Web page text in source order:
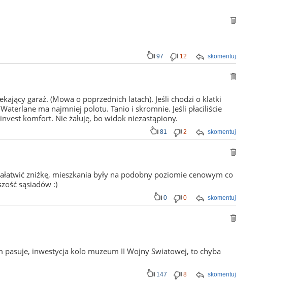
skomentuj
97 12
garaż. (Mowa o poprzednich latach). Jeśli chodzi o klatki
ma najmniej polotu. Tanio i skromnie. Jeśli płaciliście
komfort. Nie żałuję, bo widok niezastąpiony.
skomentuj
81 2
zniżkę, mieszkania były na podobny poziomie cenowym co
sąsiadów :)
skomentuj
0 0
pasuje, inwestycja kolo muzeum II Wojny Swiatowej, to chyba
skomentuj
147 8